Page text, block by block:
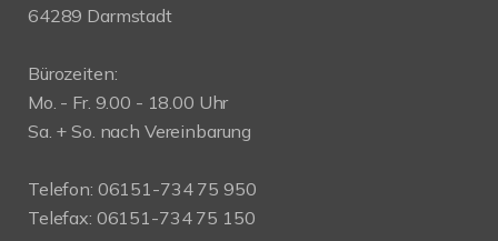
64289 Darmstadt
Bürozeiten:
Mo. - Fr. 9.00 - 18.00 Uhr
Sa. + So. nach Vereinbarung
Telefon: 06151-734 75 950
Telefax: 06151-734 75 150